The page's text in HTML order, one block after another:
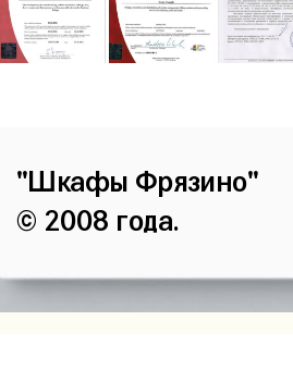
"Шкафы Фрязино"
© 2008 года.